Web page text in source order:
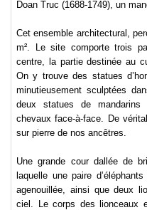
Doan Truc (1688-1749), un
Cet ensemble architectural,
m². Le site comporte trois
centre, la partie destinée au
On y trouve des statues
minutieusement sculptées
deux statues de
chevaux face-à-face. De
sur pierre de nos ancêtres.
Une grande cour dallée de
laquelle une paire
agenouillée, ainsi que deux
ciel. Le corps des lionceaux